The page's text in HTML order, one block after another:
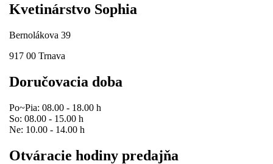
Kvetinárstvo Sophia
Bernolákova 39
917 00 Trnava
Doručovacia doba
Po~Pia: 08.00 - 18.00 h
So: 08.00 - 15.00 h
Ne: 10.00 - 14.00 h
Otváracie hodiny predajňa